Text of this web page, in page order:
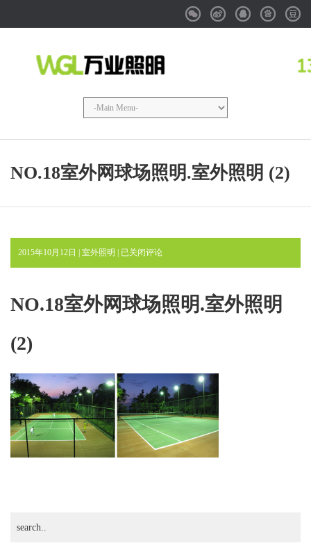
WeixinWeibo QQ Baidu
NO.18室外网球场照明.室外照明 (2)
2015年10月12日 | 室外照明
NO.18
室
网
球
外
照
明
(2)
已关闭评论
NO.18室外网球场照明.室外照明
(2)